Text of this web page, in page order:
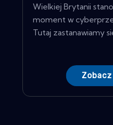
Wielkiej Brytanii
moment w
Tutaj zastanawiamy